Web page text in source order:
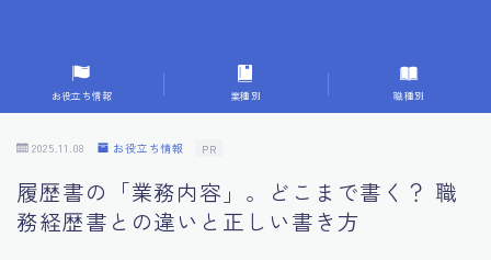
9.転職成功者の事例分析とアドバイス
10.面接官に好印象を与える方法
11.キャリアアップを目指す人の応募書類
お役立ち情報 業種別 職種別
2025.11.08 お役立ち情報 PR
履歴書の「業務内容」。どこまで書く？ 職
務経歴書との違いと正しい書き方